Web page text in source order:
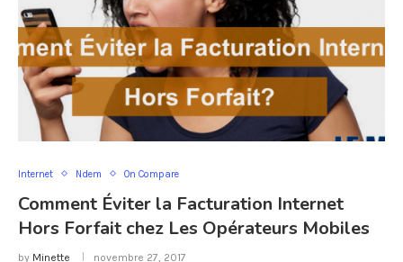
Internet Ndem On Compare
Comment Éviter la Facturation Internet
Hors Forfait chez Les Opérateurs Mobiles
by Minette novembre 27, 2017